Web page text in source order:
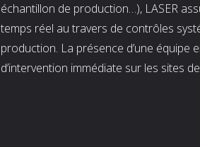
échantillon de production…), LASER
temps réel au travers de contrôles
production. La présence d’une équipe
d’intervention immédiate sur les sites